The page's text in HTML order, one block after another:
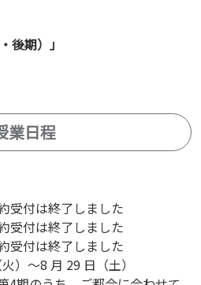
後期）」
業日程
受付は終了しました
受付は終了しました
受付は終了しました
）～8 月 29 日（土）